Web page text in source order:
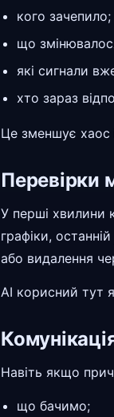
кого зачепило;
що
які сигнали
хто зараз
Це зменшує хаос
Перевірки
У перші хвилини
графіки, останній
або видалення
AI корисний тут
Навіть якщо
що бачимо;